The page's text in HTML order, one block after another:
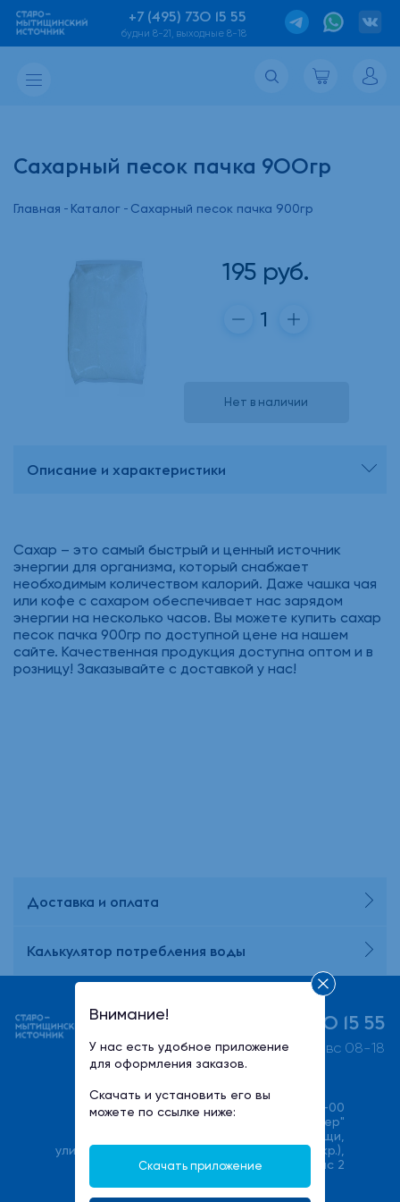
+7 (495) 730 15 55
будни 8-21, выходные 8-18
Сахарный песок пачка 900гр
Главная Каталог Сахарный песок пачка 900гр
195 руб.
Нет в наличии
Описание и характеристики
Сахар – это самый быстрый и ценный источник
энергии для организма, который снабжает
необходимым количеством калорий. Даже чашка чая
или кофе с сахаром обеспечивает нас зарядом
энергии на несколько часов. Вы можете купить сахар
песок пачка 900гр по доступной цене на нашем
сайте. Качественная продукция доступна оптом и в
розницу! Заказывайте с доставкой у нас!
Доставка и оплата
Калькулятор потребления воды
+7 (495) 730 15 55
пн-пт 08-21, сб-вс 08-18
+7(495) 540-00-00
ООО "Халмер"
141033, Московская область, г. Мытищи,
улица Фабричная (Поселок Пироговский мкр.),
стр. 17В, офис 2
service@stmwater.ru
Внимание!
У нас есть удобное приложение
для оформления заказов.
Скачать и установить его вы
можете по ссылке ниже:
Скачать приложение